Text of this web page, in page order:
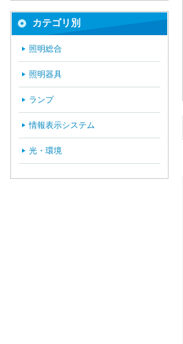
カテゴリ別
照明総合
照明器具
ランプ
情報表示システム
光・環境